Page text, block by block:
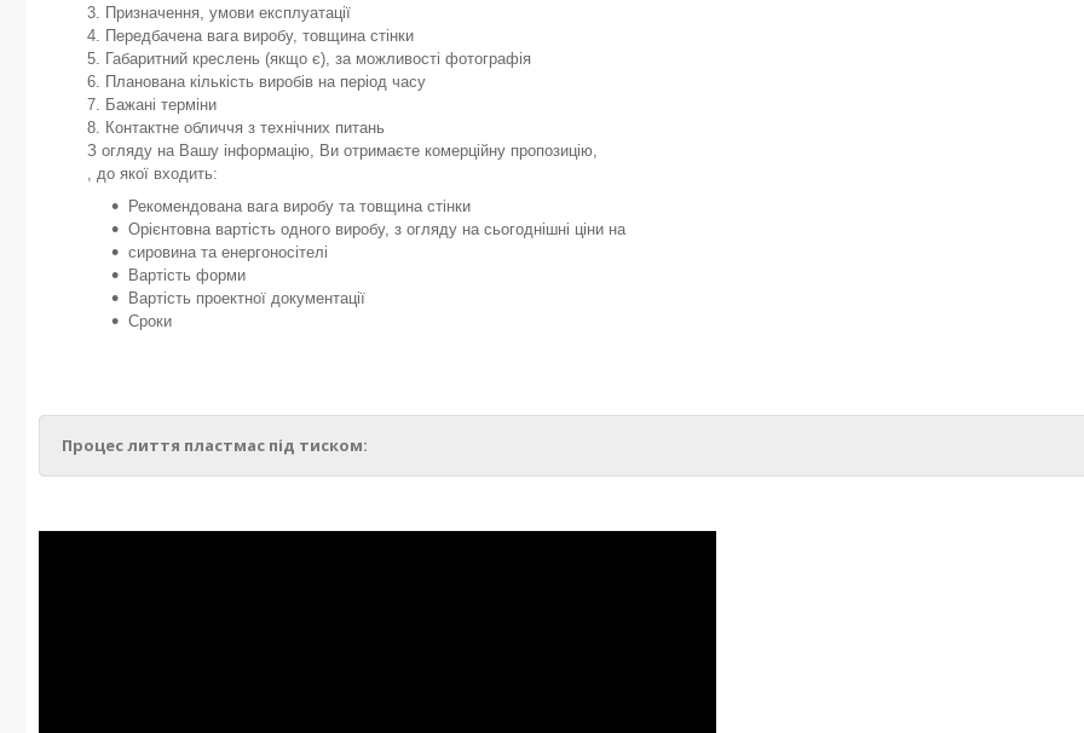
3. Призначення, умови експлуатації
4. Передбачена вага виробу, товщина стінки
5. Габаритний креслень (якщо є), за можливості фотографія
6. Планована кількість виробів на період часу
7. Бажані терміни
8. Контактне обличчя з технічних питань
З огляду на Вашу інформацію, Ви отримаєте комерційну пропозицію,
, до якої входить:
Рекомендована вага виробу та товщина стінки
Орієнтовна вартість одного виробу, з огляду на сьогоднішні ціни на
сировина та енергоносітелі
Вартість форми
Вартість проектної документації
Сроки
Процес лиття пластмас під тиском: